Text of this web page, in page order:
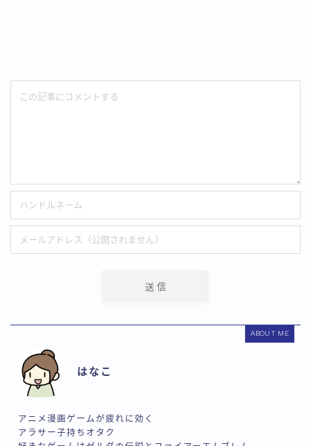
ABOUT ME
はなこ
アニメ漫画ゲームが疲れに効く
アラサー子持ちオタク